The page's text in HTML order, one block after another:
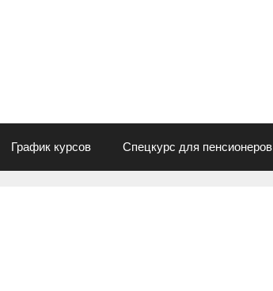
График курсов Спецкурс для пенсионеров